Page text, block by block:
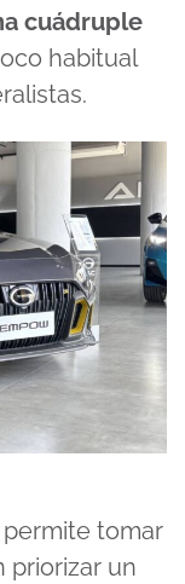
cuádruple
habitual
tomar
priorizar un